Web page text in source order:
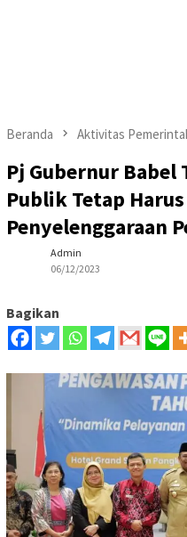
Beranda Aktivitas
Pj Gubernur Babel
Publik Tetap
Penyelenggaraan
Admin
06/12/2023
Bagikan